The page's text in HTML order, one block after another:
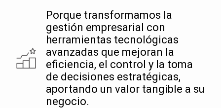
Porque transformamos la
gestión empresarial con
herramientas tecnológicas
avanzadas que mejoran la
eficiencia, el control y la toma
de decisiones estratégicas,
aportando un valor tangible a su
negocio.